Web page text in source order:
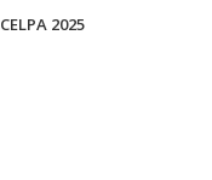
2025